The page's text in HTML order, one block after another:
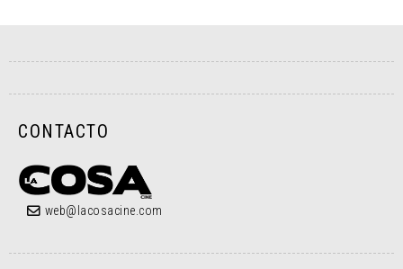
CONTACTO
web@lacosacine.com